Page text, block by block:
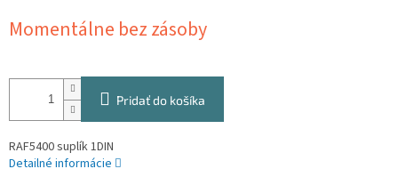
cena:
Momentálne bez zásoby
Pridať do košíka
RAF5400 suplík 1DIN
Detailné informácie